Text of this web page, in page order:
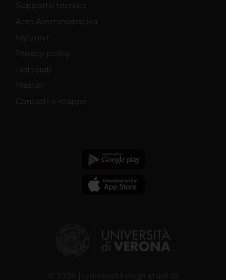
Supporto tecnico
Area Amministrativa
MyUnivr
Privacy policy
Dottorati
Master
Contatti e mappa
© 2026 | Università degli studi di